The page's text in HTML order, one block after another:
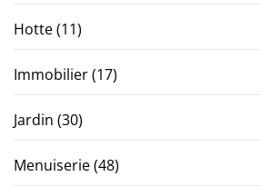
Hotte(11)
Immobilier(17)
Jardin (30)
Menuiserie(48)